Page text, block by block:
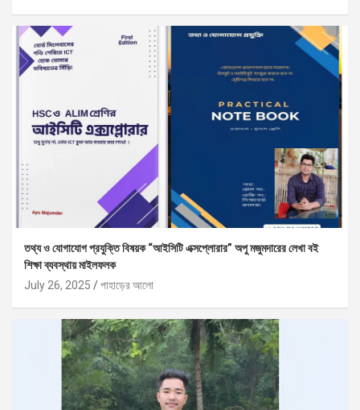
তথ্য ও যোগাযোগ প্রযুক্তি বিষয়ক “আইসিটি এক্সপ্লোরার” অপু মজুমদারের লেখা বই
শিক্ষা ব্যবস্থায় মাইলফলক
July 26, 2025
পাহাড়ের আলো